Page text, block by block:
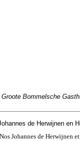
Bommelsche
de Herwijnen en
Johannes de Herwijnen